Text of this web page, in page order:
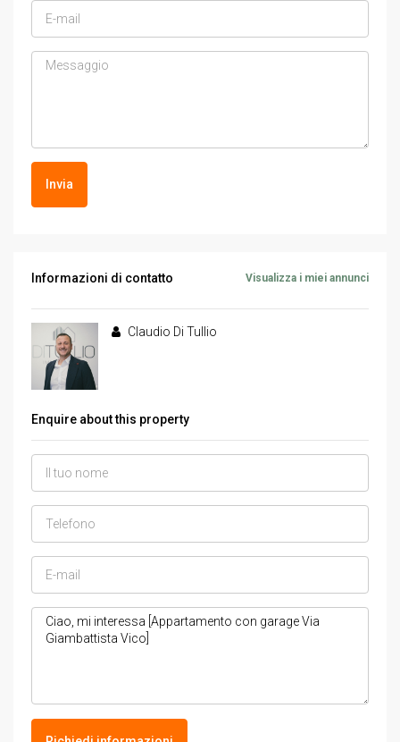
Invia
Informazioni di contatto Visualizza i miei annunci
Claudio Di Tullio
Enquire about this property